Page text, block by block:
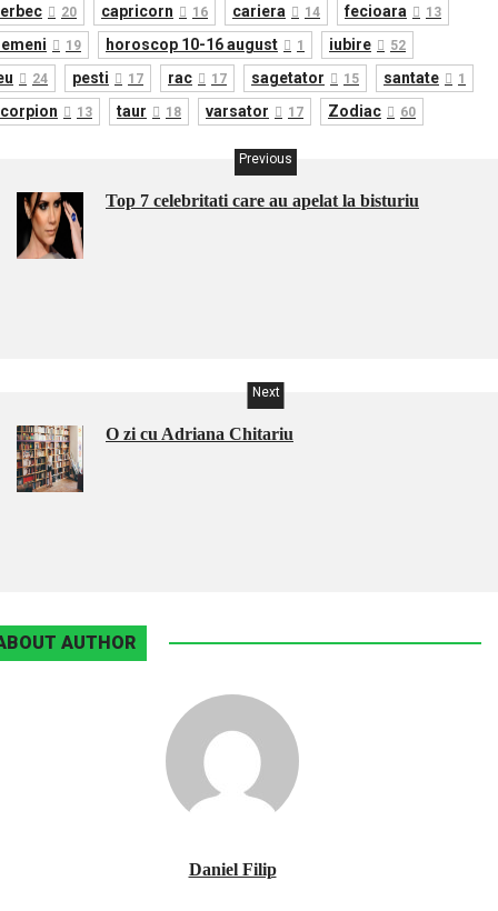
20 capricorn 16 cariera 14 fecioara 13
19 horoscop 10-16 august 1 iubire 52
24 pesti 17 rac 17 sagetator 15 santate 1
13 taur 18 varsator 17 Zodiac 60
Previous
Top 7 celebritati care au apelat la bisturiu
Next
O zi cu Adriana Chitariu
AUTHOR
Daniel Filip